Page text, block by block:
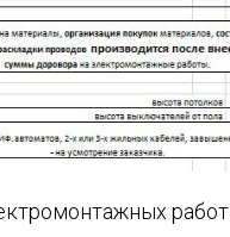
работ